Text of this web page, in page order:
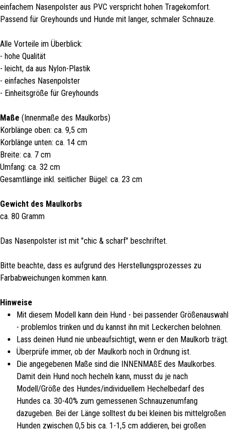
einfachem Nasenpolster aus PVC verspricht hohen Tragekomfort.
Passend für Greyhounds und Hunde mit langer, schmaler Schnauze.
Alle Vorteile im Überblick:
- hohe Qualität
- leicht, da aus Nylon-Plastik
- einfaches Nasenpolster
- Einheitsgröße für Greyhounds
Maße (Innenmaße des Maulkorbs)
Korblänge oben: ca. 9,5 cm
Korblänge unten: ca. 14 cm
Breite: ca. 7 cm
Umfang: ca. 32 cm
Gesamtlänge inkl. seitlicher Bügel: ca. 23 cm
Gewicht des Maulkorbs
ca. 80 Gramm
Das Nasenpolster ist mit "chic & scharf" beschriftet.
Bitte beachte, dass es aufgrund des Herstellungsprozesses zu
Farbabweichungen kommen kann.
Hinweise
Mit diesem Modell kann dein Hund - bei passender Größenauswahl
- problemlos trinken und du kannst ihn mit Leckerchen belohnen.
Lass deinen Hund nie unbeaufsichtigt, wenn er den Maulkorb trägt.
Überprüfe immer, ob der Maulkorb noch in Ordnung ist.
Die angegebenen Maße sind die INNENMAßE des Maulkorbes.
Damit dein Hund noch hecheln kann, musst du je nach
Modell/Größe des Hundes/individuellem Hechelbedarf des
Hundes ca. 30-40% zum gemessenen Schnauzenumfang
dazugeben. Bei der Länge solltest du bei kleinen bis mittelgroßen
Hunden zwischen 0,5 bis ca. 1-1,5 cm addieren, bei großen